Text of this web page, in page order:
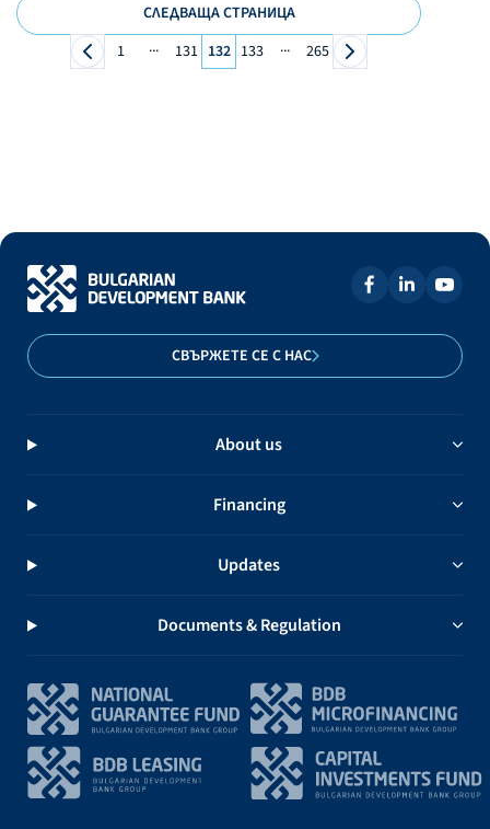
СЛЕДВАЩА СТРАНИЦА
1
... 131 132 133 ... 265
СВЪРЖЕТЕ СЕ С НАС
About us
Financing
Updates
Documents & Regulation